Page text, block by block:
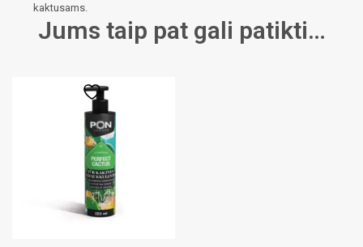
kaktusams.
Jums taip pat gali patikti…